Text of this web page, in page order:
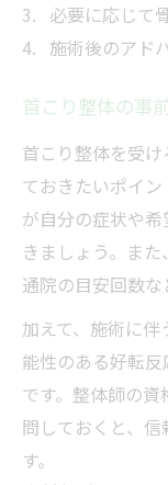
必要に応じて
施術後のアド
首こり整体の事
首こり整体を受
ておきたいポイ
が自分の症状や
きましょう。ま
通院の目安回数な
加えて、施術に
能性のある好転
です。整体師の
問しておくと、
す。